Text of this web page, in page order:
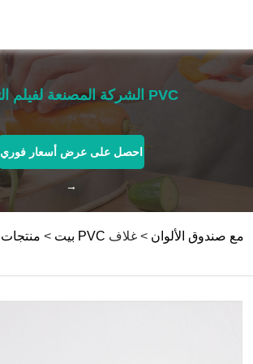
الشركة المصنعة لفيلم التشبث PVC
احصل على عرض أسعار فوري
→
بيت > منتجات فيلم التشبث PVC مع صندوق الألوان > غلاف